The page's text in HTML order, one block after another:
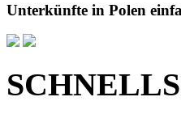
Unterkünfte in Polen